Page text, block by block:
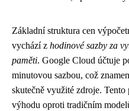
Základní struktura cen
vychází z hodinové sazby za
paměti. Google Cloud účtuje
minutovou sazbou, což
skutečně využité zdroje.
výhodu oproti tradičním